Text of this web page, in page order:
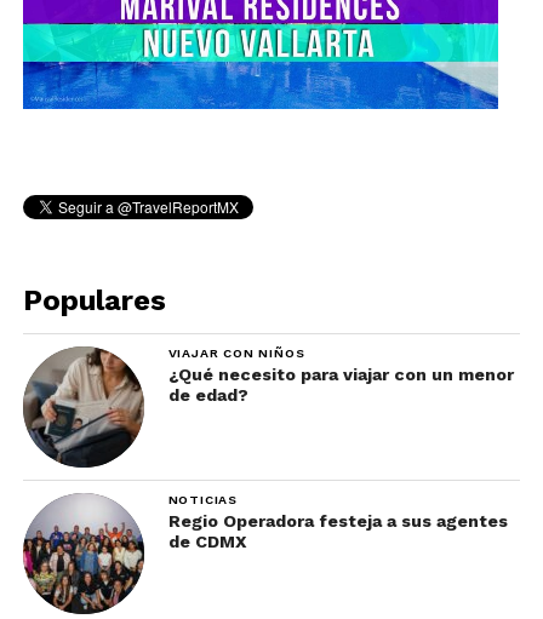
Populares
VIAJAR CON NIÑOS
¿Qué necesito para viajar con un menor
de edad?
NOTICIAS
Regio Operadora festeja a sus agentes
de CDMX